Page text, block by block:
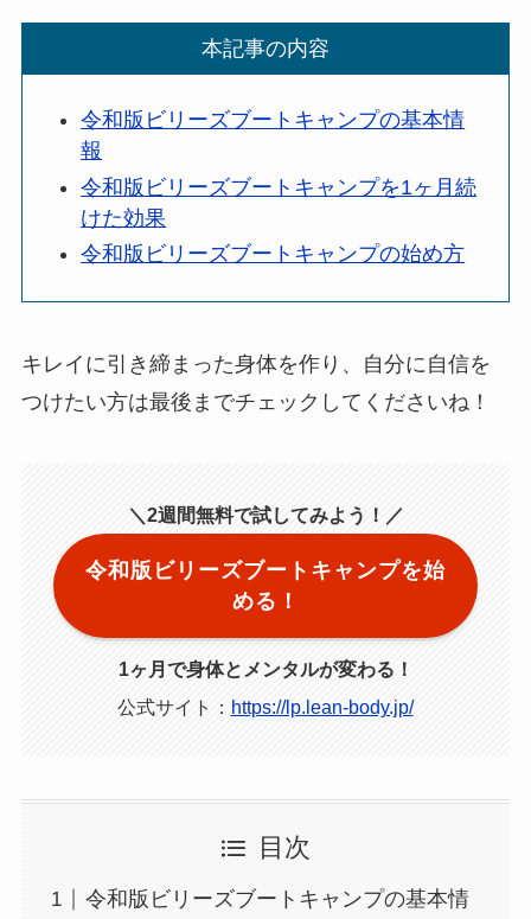
本記事の内容
令和版ビリーズブートキャンプの基本情
報
令和版ビリーズブートキャンプを1ヶ月続
けた効果
令和版ビリーズブートキャンプの始め方
キレイに引き締まった身体を作り、自分に自信を
つけたい方は最後までチェックしてくださいね！
＼2週間無料で試してみよう！／
令和版ビリーズブートキャンプを始
める！
1ヶ月で身体とメンタルが変わる！
公式サイト： https://lp.lean-body.jp/
目次
令和版ビリーズブートキャンプの基本情